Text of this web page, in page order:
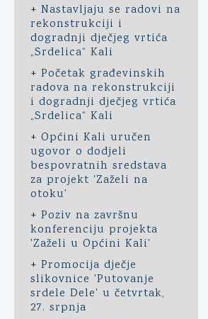
+ Nastavljaju se radovi na
rekonstrukciji i
dogradnji dječjeg vrtića
„Srdelica“ Kali
+ Početak građevinskih
radova na rekonstrukciji
i dogradnji dječjeg vrtića
„Srdelica“ Kali
+ Općini Kali uručen
ugovor o dodjeli
bespovratnih sredstava
za projekt 'Zaželi na
otoku'
+ Poziv na završnu
konferenciju projekta
'Zaželi u Općini Kali'
+ Promocija dječje
slikovnice 'Putovanje
srdele Dele' u četvrtak,
27. srpnja